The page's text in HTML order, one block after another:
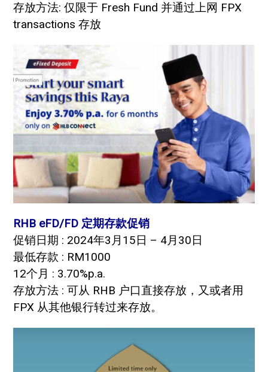
存放方法: 仅限于 Fresh Fund 并通过上网 FPX
transactions 存放
RHB eFD/FD 定期存款促销
促销日期 : 2024年3月15日 – 4月30日
最低存款 : RM1000
12个月 : 3.70%p.a.
存放方法 : 可从 RHB 户口直接存放，又或者用
FPX 从其他银行转过来存放。